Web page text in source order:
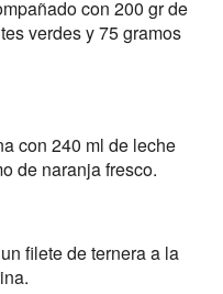
con 200 gr de
verdes y 75 gramos
con 240 ml de leche
de naranja fresco.
filete de ternera a la